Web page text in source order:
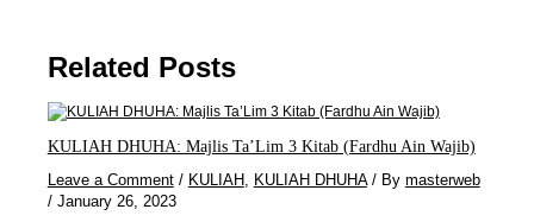
Related Posts
KULIAH DHUHA: Majlis Ta’Lim 3 Kitab (Fardhu Ain Wajib)
Leave a Comment / KULIAH, KULIAH DHUHA/ By masterweb
/ January 26, 2023